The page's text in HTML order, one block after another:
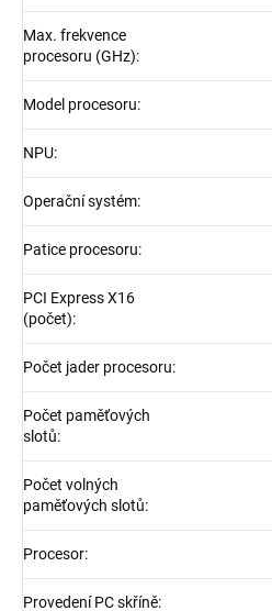
Max. frekvence
procesoru (GHz):
Model procesoru:
NPU:
Operační systém:
Patice procesoru:
PCI Express X16
(počet):
Počet jader procesoru:
Počet paměťových
slotů:
Počet volných
paměťových slotů:
Procesor:
Provedení PC skříně: